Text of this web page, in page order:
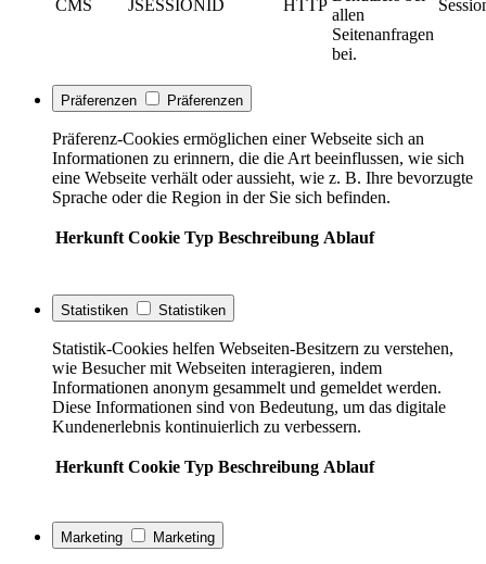
CMS JSESSIONID HTTP
allen
Seitenanfragen
bei.
Präferenzen Präferenzen
Präferenz-Cookies ermöglichen einer Webseite sich an
Informationen zu erinnern, die die Art beeinflussen, wie sich
eine Webseite verhält oder aussieht, wie z. B. Ihre bevorzugte
Sprache oder die Region in der Sie sich befinden.
Herkunft Cookie Typ Beschreibung Ablauf
Statistiken Statistiken
Statistik-Cookies helfen Webseiten-Besitzern zu verstehen,
wie Besucher mit Webseiten interagieren, indem
Informationen anonym gesammelt und gemeldet werden.
Diese Informationen sind von Bedeutung, um das digitale
Kundenerlebnis kontinuierlich zu verbessern.
Herkunft Cookie Typ Beschreibung Ablauf
Marketing Marketing